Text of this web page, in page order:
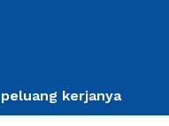
kerjanya